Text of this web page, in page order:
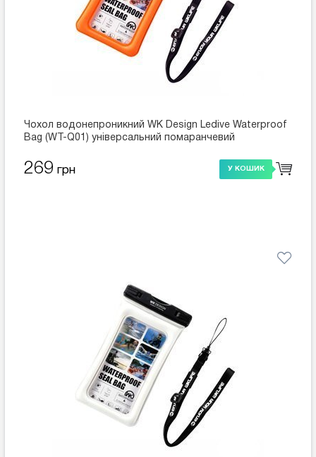
Чохол водонепроникний WK Design Ledive Waterproof
Bag (WT-Q01) універсальний помаранчевий
269 грн У КОШИК